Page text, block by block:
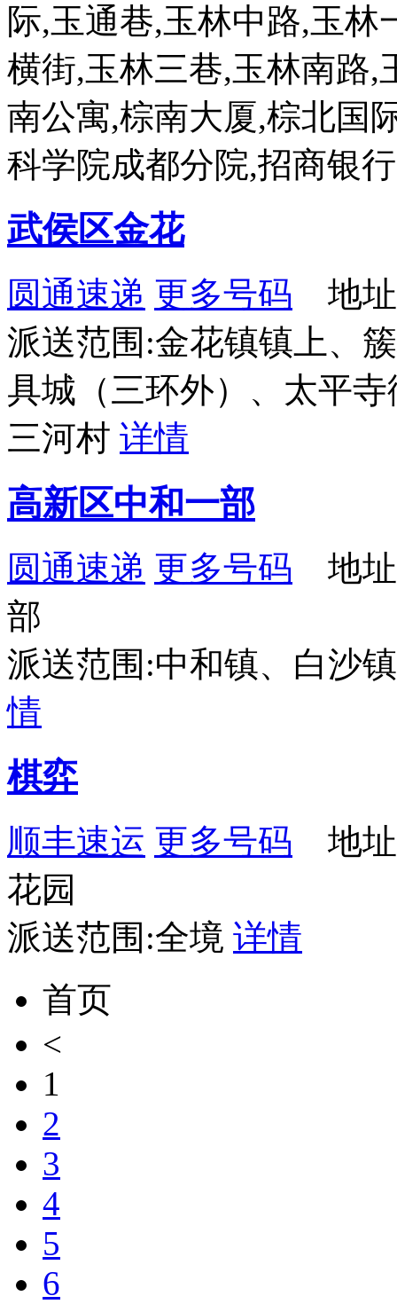
际,玉通巷,玉林中路,玉
横街,玉林三巷,玉林南路,
南公寓,棕南大厦,棕北国
科学院成都分院,招商银
武侯区金花
圆通速递 更多号码 地址
派送范围:金花镇镇上、
具城（三环外）、太平
三河村 详情
高新区中和一部
圆通速递 更多号码 地址
部
派送范围:中和镇、白沙
情
棋弈
顺丰速运 更多号码 地址
花园
派送范围:全境 详情
首页
<
1
2
3
4
5
6